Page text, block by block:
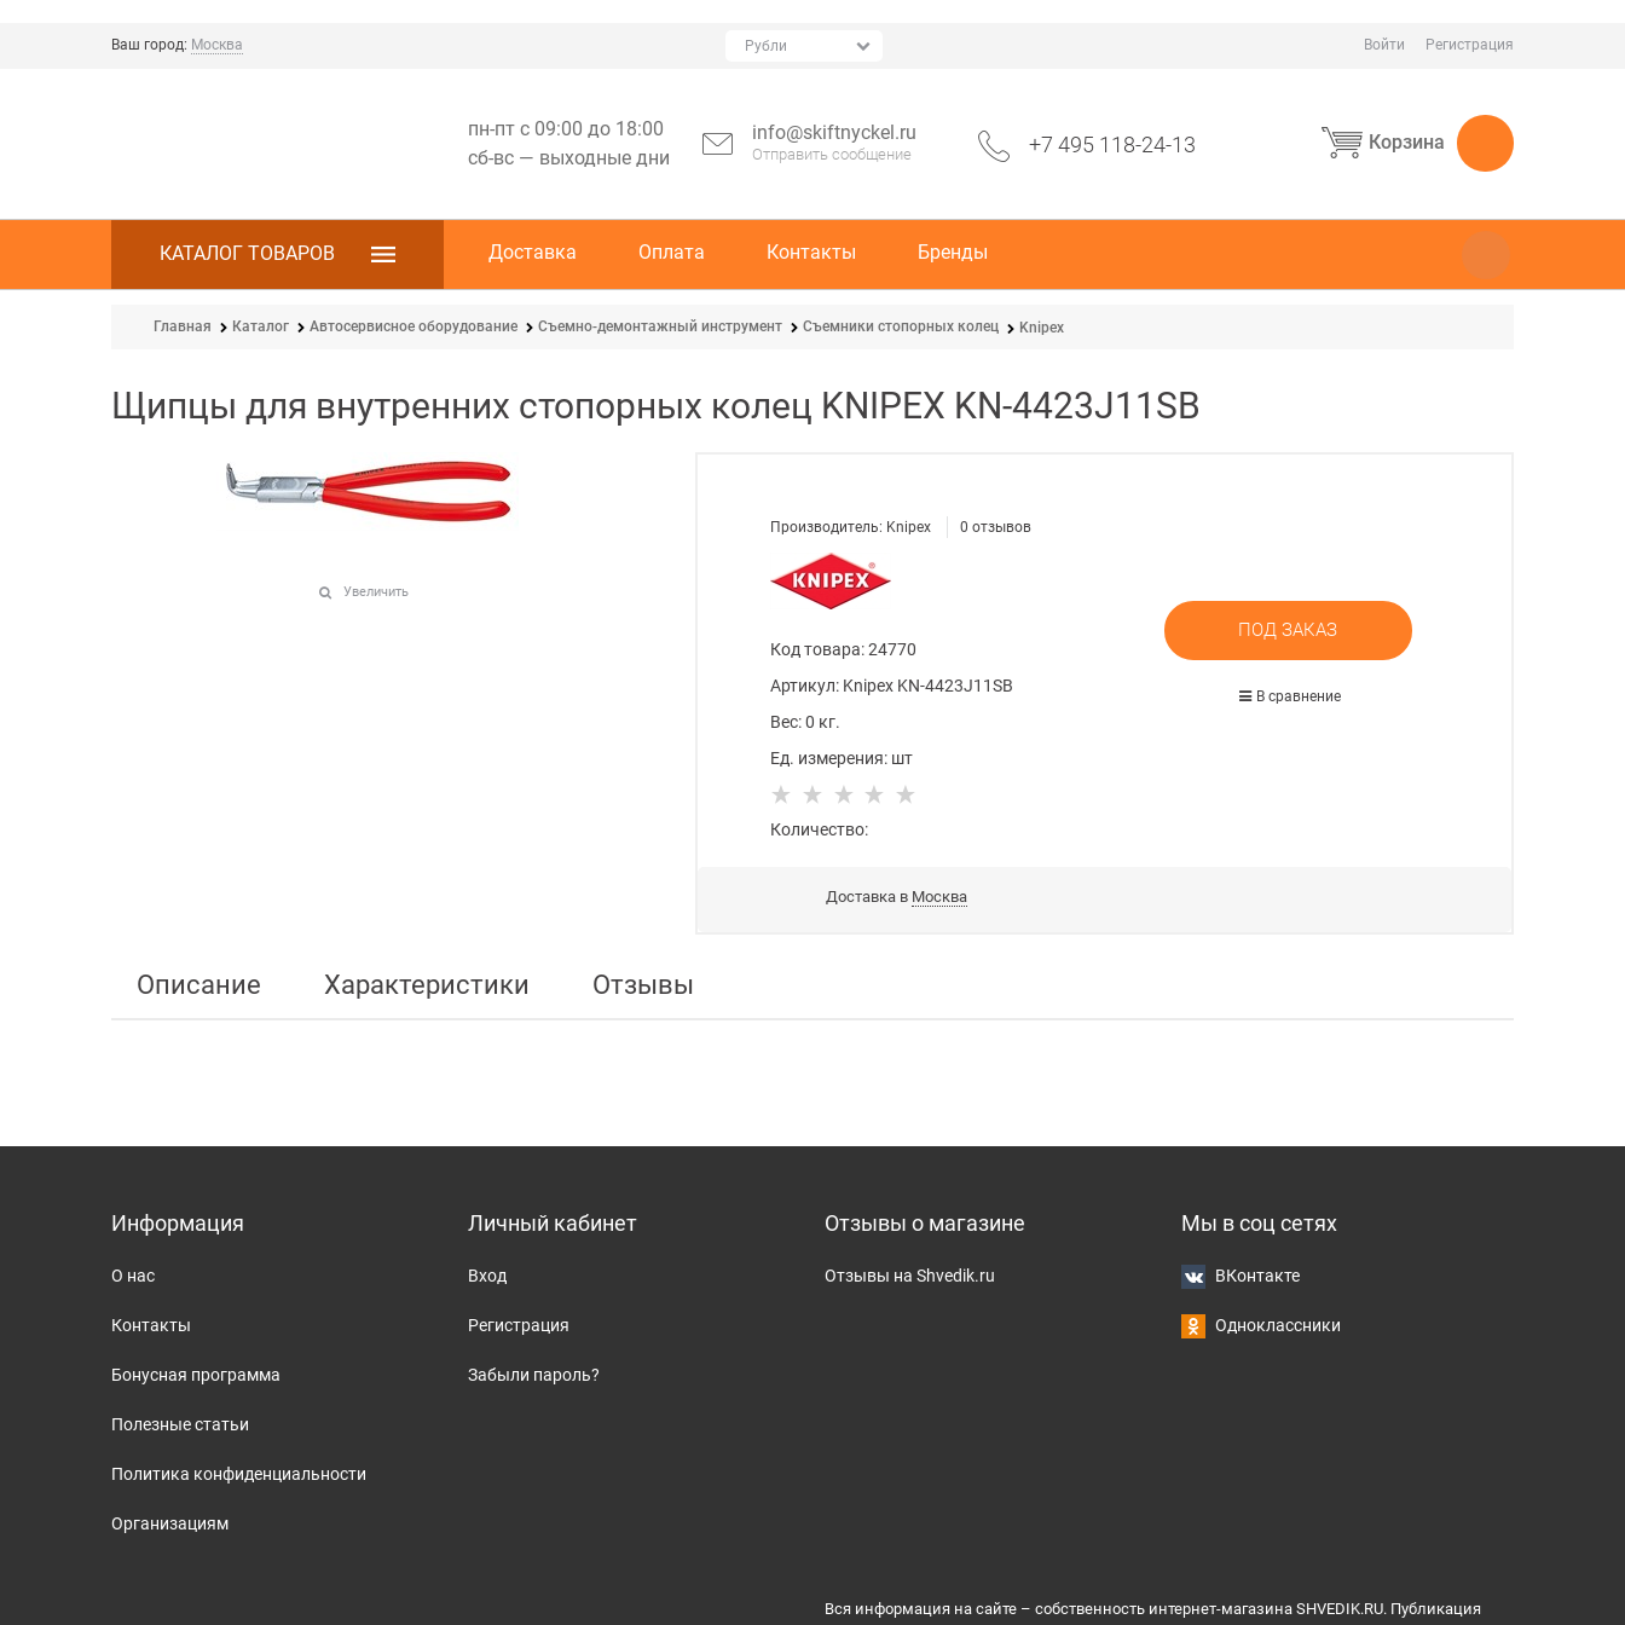
Ваш город: Москва Войти Регистрация
пн-пт с 09:00 до 18:00
сб-вс — выходные дни
info@skiftnyckel.ru
Отправить сообщение +7 495 118-24-13 Корзина
КАТАЛОГ ТОВАРОВ Доставка Оплата Контакты Бренды
Главная Каталог Автосервисное оборудование Съемно-демонтажный инструмент Съемники стопорных колец Knipex
Щипцы для внутренних стопорных колец KNIPEX KN-4423J11SB
Увеличить
Производитель: Knipex 0отзывов
Код товара: 24770
Артикул: Knipex KN-4423J11SB
Вес: 0 кг.
Ед. измерения: шт
Количество:
ПОД ЗАКАЗ
В сравнение
Доставка в Москва
Описание Характеристики Отзывы
Информация
О нас
Контакты
Бонусная программа
Полезные статьи
Политика конфиденциальности
Организациям
Личный кабинет
Вход
Регистрация
Забыли пароль?
Отзывы о магазине
Отзывы на Shvedik.ru
Мы в соц сетях
ВКонтакте
Одноклассники
Вся информация на сайте – собственность интернет-магазина SHVEDIK.RU. Публикация